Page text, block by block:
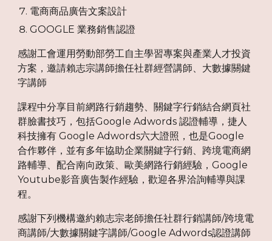
電商商品廣告文案設計
GOOGLE 業務銷售認證
感謝工會運用勞動部勞工自主學習專案與產業人才投資
方案，邀請賴志宗講師擔任社群經營講師、大數據關鍵
字講師
課程中分享目前網路行銷趨勢、關鍵字行銷結合網頁社
群臉書技巧，包括Google Adwords 認證輔導，捷人
科技擁有 Google Adwords六大證照，也是Google
合作夥伴，並有多年協助企業關鍵字行銷、跨境電商網
路輔導、配合南向政策、歐美網路行銷經驗，Google
Youtube影音廣告製作經驗，歡迎各界洽詢輔導與課
程。
感謝下列機構邀約賴志宗老師擔任社群行銷講師/跨境電
商講師/大數據關鍵字講師/Google Adwords認證講師